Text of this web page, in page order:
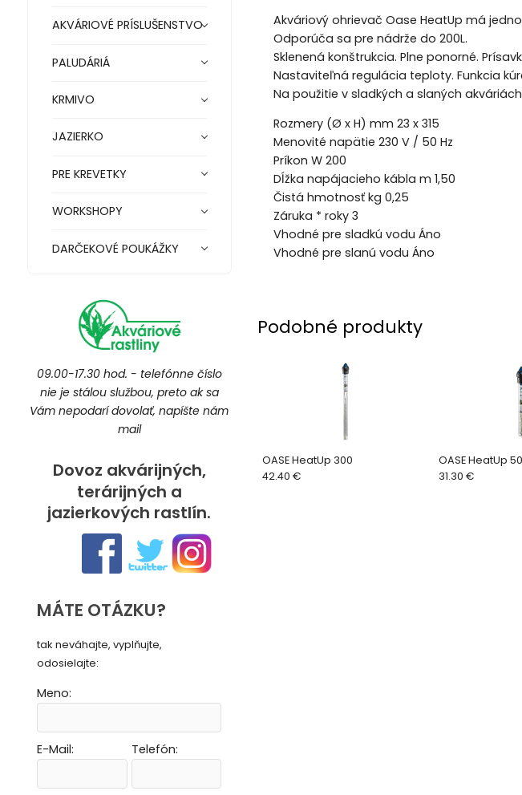
AKVÁRIOVÉ PRÍSLUŠENSTVO
PALUDÁRIÁ
KRMIVO
JAZIERKO
PRE KREVETKY
WORKSHOPY
DARČEKOVÉ POUKÁŽKY
09.00-17.30 hod. - telefónne číslo
nie je stálou službou, preto ak sa
Vám nepodarí dovolať, napíšte nám
mail
Dovoz akvárijných,
terárijných a
jazierkových rastlín.
MÁTE OTÁZKU?
tak neváhajte, vyplňujte,
odosielajte:
Meno:
E-Mail:
Telefón:
Akváriový ohrievač Oase HeatUp má
Odporúča sa pre nádrže do 200L.
Sklenená konštrukcia. Plne ponorné.
Nastaviteľná regulácia teploty. Funkcia
Na použitie v sladkých a slaných
Rozmery (Ø x H) mm 23 x 315
Menovité napätie 230 V / 50 Hz
Príkon W 200
Dĺžka napájacieho kábla m 1,50
Čistá hmotnosť kg 0,25
Záruka * roky 3
Vhodné pre sladkú vodu Áno
Vhodné pre slanú vodu Áno
Podobné produkty
OASE HeatUp 300
42.40 €
OASE HeatUp 50
31.30 €